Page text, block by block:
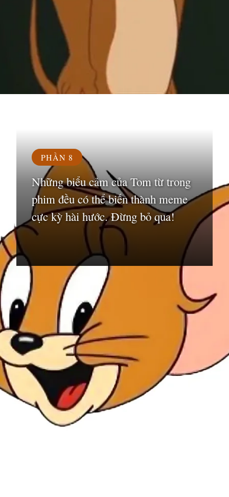
PHẦN 8
Những biểu cảm của Tom từ trong
phim đều có thể biến thành meme
cực kỳ hài hước. Đừng bỏ qua!